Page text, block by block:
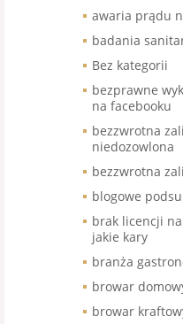
awaria prądu
badania
Bez kategorii
bezprawne
na facebooku
bezzwrotna
niedozowlona
bezzwrotna
blogowe
brak licencji
jakie kary
branża
browar
browar